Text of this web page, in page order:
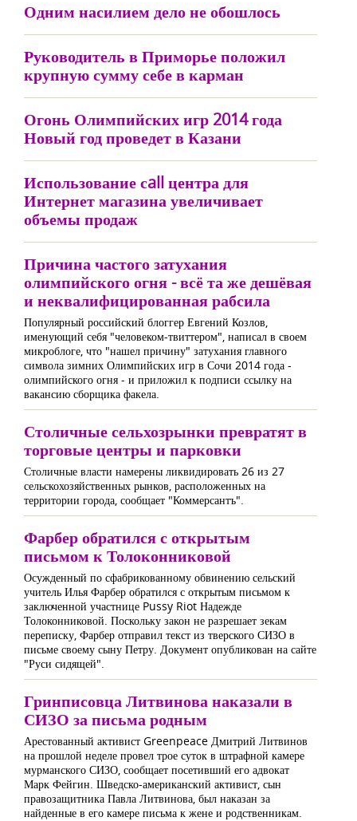
Одним насилием дело не обошлось
Руководитель в Приморье положил
крупную сумму себе в карман
Огонь Олимпийских игр 2014 года
Новый год проведет в Казани
Использование сall центра для
Интернет магазина увеличивает
объемы продаж
Причина частого затухания
олимпийского огня - всё та же дешёвая
и неквалифицированная рабсила
Популярный российский блоггер Евгений Козлов,
именующий себя "человеком-твиттером", написал в своем
микроблоге, что "нашел причину" затухания главного
символа зимних Олимпийских игр в Сочи 2014 года -
олимпийского огня - и приложил к подписи ссылку на
вакансию сборщика факела.
Столичные сельхозрынки превратят в
торговые центры и парковки
Столичные власти намерены ликвидировать 26 из 27
сельскохозяйственных рынков, расположенных на
территории города, сообщает "Коммерсантъ".
Фарбер обратился с открытым
письмом к Толоконниковой
Осужденный по сфабрикованному обвинению сельский
учитель Илья Фарбер обратился с открытым письмом к
заключенной участнице Pussy Riot Надежде
Толоконниковой. Поскольку закон не разрешает зекам
переписку, Фарбер отправил текст из тверского СИЗО в
письме своему сыну Петру. Документ опубликован на сайте
"Руси сидящей".
Гринписовца Литвинова наказали в
СИЗО за письма родным
Арестованный активист Greenpeace Дмитрий Литвинов
на прошлой неделе провел трое суток в штрафной камере
мурманского СИЗО, сообщает посетивший его адвокат
Марк Фейгин. Шведско-американский активист, сын
правозащитника Павла Литвинова, был наказан за
найденные в его камере письма к жене и родственникам.